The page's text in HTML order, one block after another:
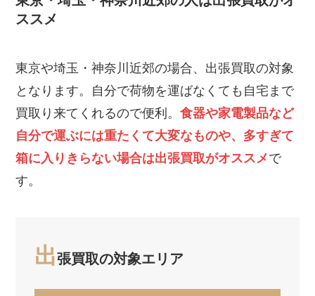
ススメ
東京や埼玉・神奈川近郊の場合、出張買取の対象
となります。自分で荷物を運ばなくても自宅まで
買取り来てくれるので便利。食器や家電製品など
自分で運ぶには重たくて大変なものや、多すぎて
箱に入りきらない場合は出張買取がオススメで
す。
出張買取の対象エリア